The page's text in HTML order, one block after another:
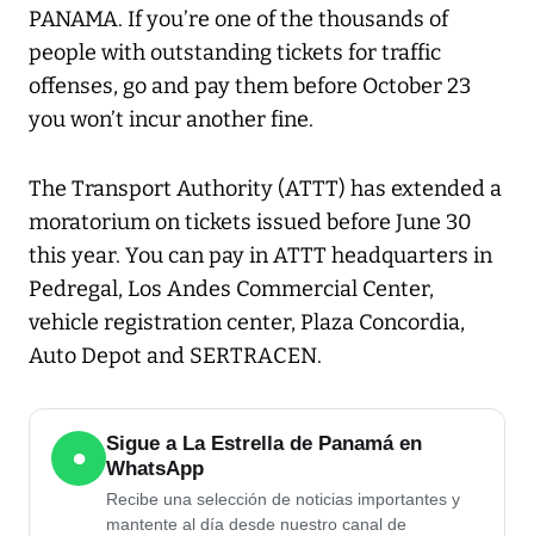
PANAMA. If you’re one of the thousands of
people with outstanding tickets for traffic
offenses, go and pay them before October 23
you won’t incur another fine.
The Transport Authority (ATTT) has extended a
moratorium on tickets issued before June 30
this year. You can pay in ATTT headquarters in
Pedregal, Los Andes Commercial Center,
vehicle registration center, Plaza Concordia,
Auto Depot and SERTRACEN.
●
Sigue a La Estrella de Panamá en
WhatsApp
Recibe una selección de noticias importantes y
mantente al día desde nuestro canal de